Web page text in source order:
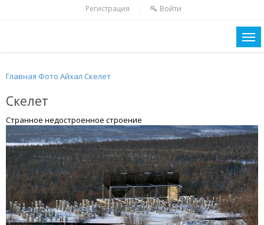
Регистрация Войти
Главная Фото Айхал Скелет
Скелет
Странное недостроенное строение